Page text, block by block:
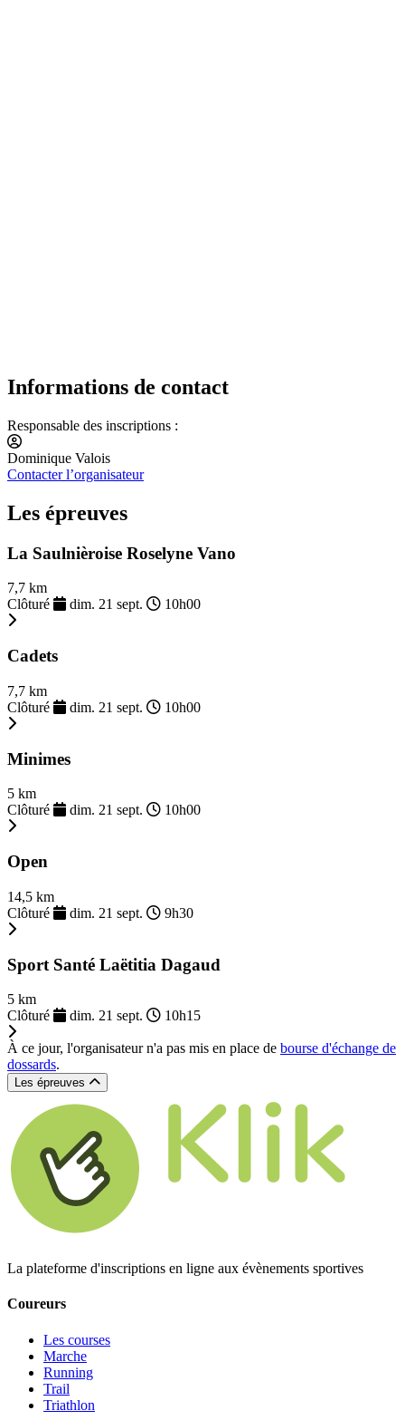
Informations de contact
Responsable des inscriptions :
Dominique Valois
Contacter l’organisateur
Les épreuves
La Saulnièroise Roselyne Vano
7,7 km
Clôturé
dim. 21 sept. 10h00
Cadets
7,7 km
Clôturé
dim. 21 sept. 10h00
Minimes
5 km
Clôturé
dim. 21 sept. 10h00
Open
14,5 km
Clôturé
dim. 21 sept. 9h30
Sport Santé Laëtitia Dagaud
5 km
Clôturé
dim. 21 sept. 10h15
À ce jour, l'organisateur n'a pas mis en place de bourse d'échange de
dossards.
Les épreuves
La plateforme d'inscriptions en ligne aux évènements sportives
Coureurs
Les courses
Marche
Running
Trail
Triathlon